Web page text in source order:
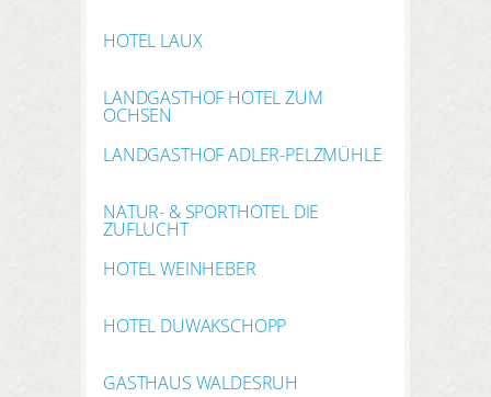
HOTEL LAUX
LANDGASTHOF HOTEL ZUM
OCHSEN
LANDGASTHOF ADLER-PELZMÜHLE
NATUR- & SPORTHOTEL DIE
ZUFLUCHT
HOTEL WEINHEBER
HOTEL DUWAKSCHOPP
GASTHAUS WALDESRUH